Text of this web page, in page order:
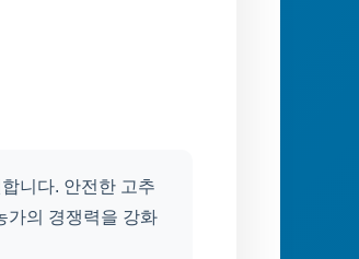
니다. 안전한 고추
가의 경쟁력을 강화